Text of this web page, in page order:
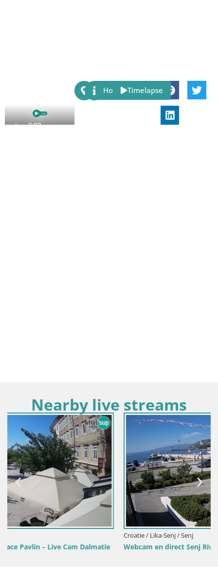
Share:
Host Timelapse
Nearby live streams
Webcam en direct Senj Riva – front de mer